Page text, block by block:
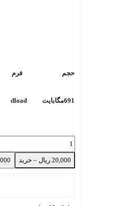
حجم فرم
691مگابایت dload
20,000 ریال – خرید